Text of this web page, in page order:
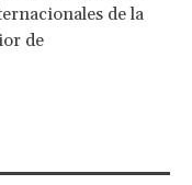
de la
de